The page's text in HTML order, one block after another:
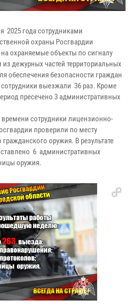
года сотрудниками
охраны Росгвардии
охраняемые объекты по сигналу
дежурных частей территориальных
обеспечения безопасности граждан
выезжали 36 раз. Кроме
пресечено 3 административных
сотрудники лицензионно-
проверили по месту
оружия. В результате
6 административных
оружия.